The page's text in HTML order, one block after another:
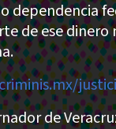
dependencia
de ese dinero
de